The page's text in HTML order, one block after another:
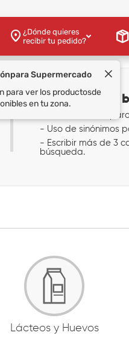
¿Dónde quieres
recibir tu pedido?
para Supermercado
para ver los productosde
en tu zona.
Tips para una
- Uso de comas
- Uso de sinónimos
- Escribir más de 3
búsqueda.
Lácteos y Huevos